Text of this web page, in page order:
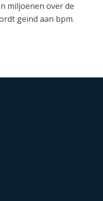
miljoenen over de
geïnd aan bpm.